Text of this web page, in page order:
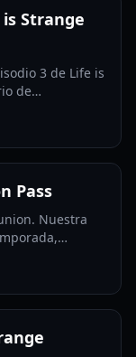
Strange
3 de Life is
de
Pass
Nuestra